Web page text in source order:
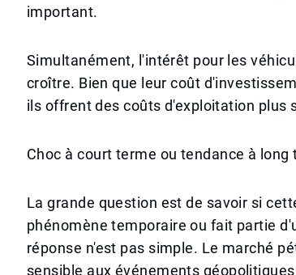
important.
Simultanément, l'intérêt pour les
croître. Bien que leur coût
ils offrent des coûts d'exploitation plus
Choc à court terme ou tendance à long
La grande question est de savoir si
phénomène temporaire ou fait partie
réponse n'est pas simple. Le marché
sensible aux événements